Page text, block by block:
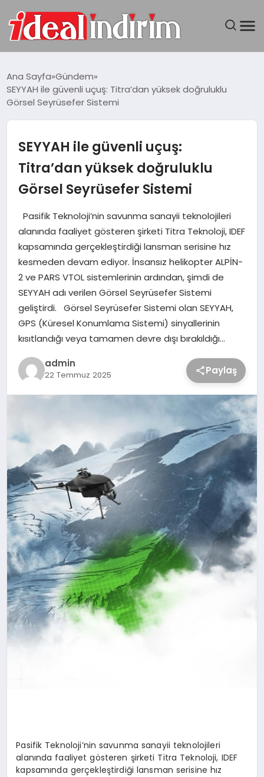
BILGISAYAR
TEKNOLOJI
YAŞAM
Ana Sayfa Gündem
SEYYAH ile güvenli uçuş: Titra’dan yüksek doğruluklu
Görsel Seyrüsefer Sistemi
SEYYAH ile güvenli uçuş:
Titra’dan yüksek doğruluklu
Görsel Seyrüsefer Sistemi
Pasifik Teknoloji’nin savunma sanayii teknolojileri
alanında faaliyet gösteren şirketi Titra Teknoloji, IDEF
kapsamında gerçekleştirdiği lansman serisine hız
kesmeden devam ediyor. İnsansız helikopter ALPİN-
2 ve PARS VTOL sistemlerinin ardından, şimdi de
SEYYAH adı verilen Görsel Seyrüsefer Sistemi
geliştirdi. Görsel Seyrüsefer Sistemi olan SEYYAH,
GPS (Küresel Konumlama Sistemi) sinyallerinin
kısıtlandığı veya tamamen devre dışı bırakıldığı…
admin
22 Temmuz 2025 Paylaş
Pasifik Teknoloji’nin savunma sanayii teknolojileri
alanında faaliyet gösteren şirketi Titra Teknoloji, IDEF
kapsamında gerçekleştirdiği lansman serisine hız